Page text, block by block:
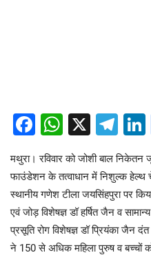
Facebook
X
मथुरा। रविवार को जोशी बाल निकेतन
फाउंडेशन के तत्वाधान में निशुल्क हेल्थ
स्थानीय गणेश टीला जयसिंहपुरा पर
एवं जोड़ विशेषज्ञ डॉ हर्षित जैन व
प्रसूति रोग विशेषज्ञ डॉ प्रियंका जैन
ने 150 से अधिक महिला पुरुष व बच्चों